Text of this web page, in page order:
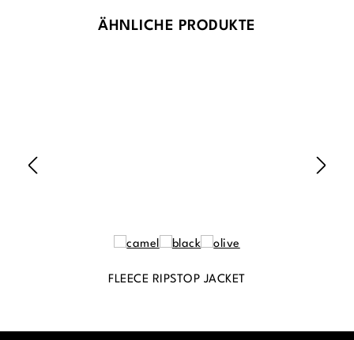
Produktgalerie überspringen
ÄHNLICHE PRODUKTE
FLEECE RIPSTOP JACKET